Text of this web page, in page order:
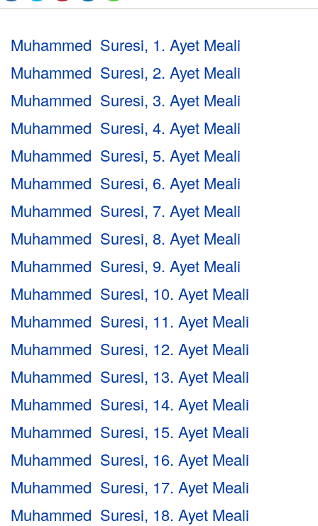
Muhammed Suresi, 1. Ayet Meali
Muhammed Suresi, 2. Ayet Meali
Muhammed Suresi, 3. Ayet Meali
Muhammed Suresi, 4. Ayet Meali
Muhammed Suresi, 5. Ayet Meali
Muhammed Suresi, 6. Ayet Meali
Muhammed Suresi, 7. Ayet Meali
Muhammed Suresi, 8. Ayet Meali
Muhammed Suresi, 9. Ayet Meali
Muhammed Suresi, 10. Ayet Meali
Muhammed Suresi, 11. Ayet Meali
Muhammed Suresi, 12. Ayet Meali
Muhammed Suresi, 13. Ayet Meali
Muhammed Suresi, 14. Ayet Meali
Muhammed Suresi, 15. Ayet Meali
Muhammed Suresi, 16. Ayet Meali
Muhammed Suresi, 17. Ayet Meali
Muhammed Suresi, 18. Ayet Meali